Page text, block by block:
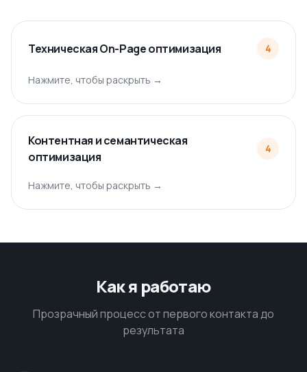
Техническая On-Page оптимизация 4
Нажмите, чтобы раскрыть →
Контентная и семантическая
оптимизация
4
Нажмите, чтобы раскрыть →
Как я работаю
Прозрачный процесс от первого контакта до
результата